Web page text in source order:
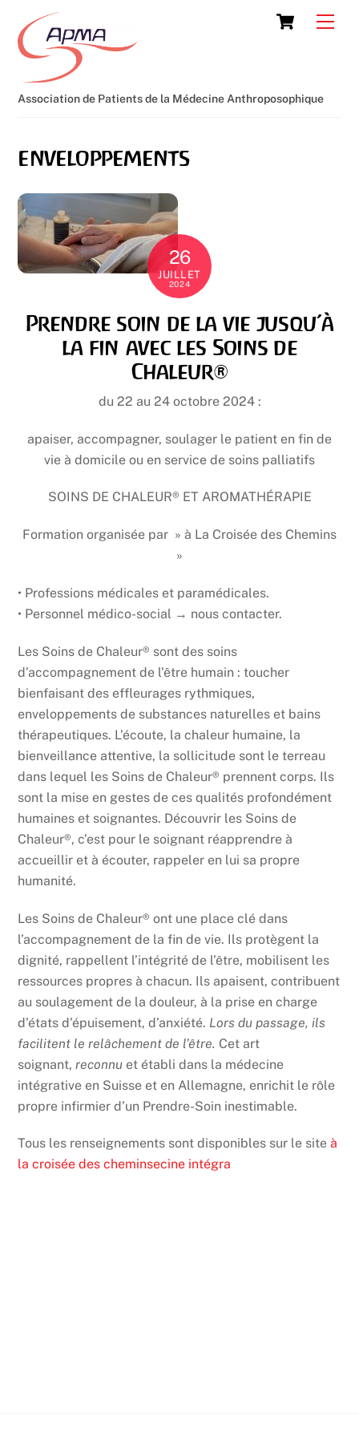
content
Cart
Association de Patients de la Médecine Anthroposophique
enveloppements
26
JUILLET
2024
Prendre soin de la vie jusqu’à
la fin avec les Soins de
Chaleur®
du 22 au 24 octobre 2024 :
apaiser, accompagner, soulager le patient en fin de
vie à domicile ou en service de soins palliatifs
SOINS DE CHALEUR® ET AROMATHÉRAPIE
Formation organisée par » à La Croisée des Chemins
»
• Professions médicales et paramédicales.
• Personnel médico-social → nous contacter.
Les Soins de Chaleur® sont des soins
d’accompagnement de l’être humain : toucher
bienfaisant des effleurages rythmiques,
enveloppements de substances naturelles et bains
thérapeutiques. L’écoute, la chaleur humaine, la
bienveillance attentive, la sollicitude sont le terreau
dans lequel les Soins de Chaleur® prennent corps. Ils
sont la mise en gestes de ces qualités profondément
humaines et soignantes. Découvrir les Soins de
Chaleur®, c’est pour le soignant réapprendre à
accueillir et à écouter, rappeler en lui sa propre
humanité.
Les Soins de Chaleur® ont une place clé dans
l’accompagnement de la fin de vie. Ils protègent la
dignité, rappellent l’intégrité de l’être, mobilisent les
ressources propres à chacun. Ils apaisent, contribuent
au soulagement de la douleur, à la prise en charge
d’états d’épuisement, d’anxiété. Lors du passage, ils
facilitent le relâchement de l’être. Cet art
soignant,reconnu et établi dans la médecine
intégrative en Suisse et en Allemagne, enrichit le rôle
propre infirmier d’un Prendre-Soin inestimable.
Tous les renseignements sont disponibles sur le siteà
la croisée des cheminsecine intégra